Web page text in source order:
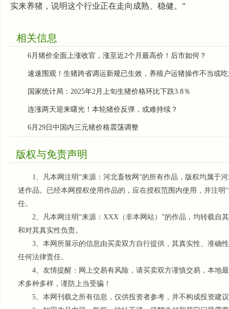
实来养猪，说明这个行业正在走向成熟、稳健。”
相关信息
6月猪价全面上涨收官，涨至近2个月最高价！后市如何？
速速围观！生猪跨省调运新规已生效，养殖户运猪操作不当或
国家统计局：2025年2月上旬生猪价格环比下跌3.8％
连涨两天迎来曙光！本轮猪价反弹，或难持续？
6月29日中国内三元猪价格震荡调整
版权与免责声明
1、凡本网注明“来源：河北畜牧网”的所有作品，版权均属于
述作品。已经本网授权使用作品的，应在授权范围内使用，并注
任。
2、凡本网注明“来源：XXX（非本网站）”的作品，均转载自
和对其真实性负责。
3、本网所展示的信息由买卖双方自行提供，其真实性、准确
任何法律责任。
4、友情提醒：网上交易有风险，请买卖双方谨慎交易，本地
术多种多样，谨防上当受骗！
5、本网刊载之所有信息，仅供投资者参考 ，并不构成投资建